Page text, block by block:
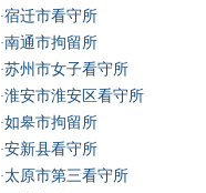
·宿迁市看守所
·南通市拘留所
·苏州市女子看守所
·淮安市淮安区看守所
·如皋市拘留所
·安新县看守所
·太原市第三看守所